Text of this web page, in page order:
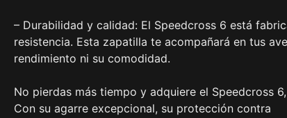
– Durabilidad y calidad: El Speedcross 6 está
resistencia. Esta zapatilla te acompañará en tus
rendimiento ni su comodidad.
No pierdas más tiempo y adquiere el Speedcross
Con su agarre excepcional, su protección contra